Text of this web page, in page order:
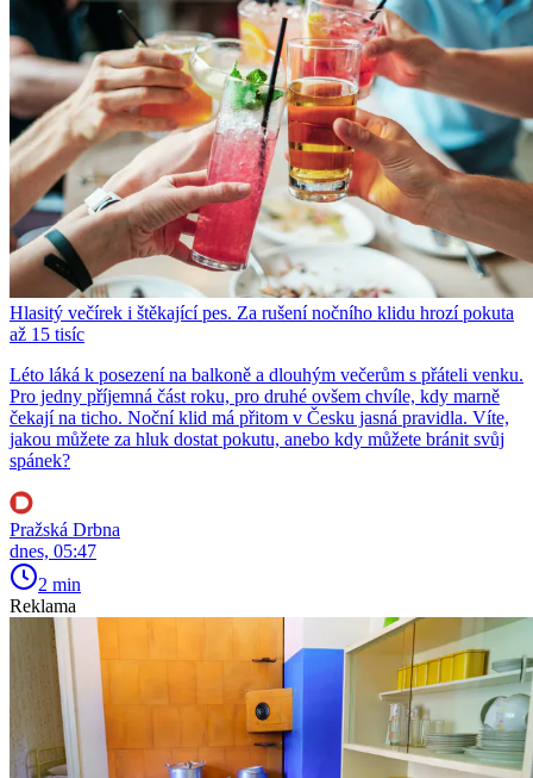
Hlasitý večírek i štěkající pes. Za rušení nočního klidu hrozí pokuta
až 15 tisíc
Léto láká k posezení na balkoně a dlouhým večerům s přáteli venku.
Pro jedny příjemná část roku, pro druhé ovšem chvíle, kdy marně
čekají na ticho. Noční klid má přitom v Česku jasná pravidla. Víte,
jakou můžete za hluk dostat pokutu, anebo kdy můžete bránit svůj
spánek?
Pražská Drbna
dnes, 05:47
2 min
Reklama